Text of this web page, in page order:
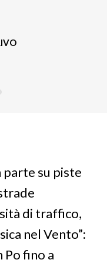
parte su piste
di traffico,
nel Vento”:
Po fino a